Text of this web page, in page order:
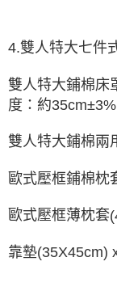
4.雙人特大七件
雙人特大鋪棉床
度：約35cm±3%
雙人特大鋪棉兩
歐式壓框鋪棉枕
歐式壓框薄枕套
靠墊(35X45cm)